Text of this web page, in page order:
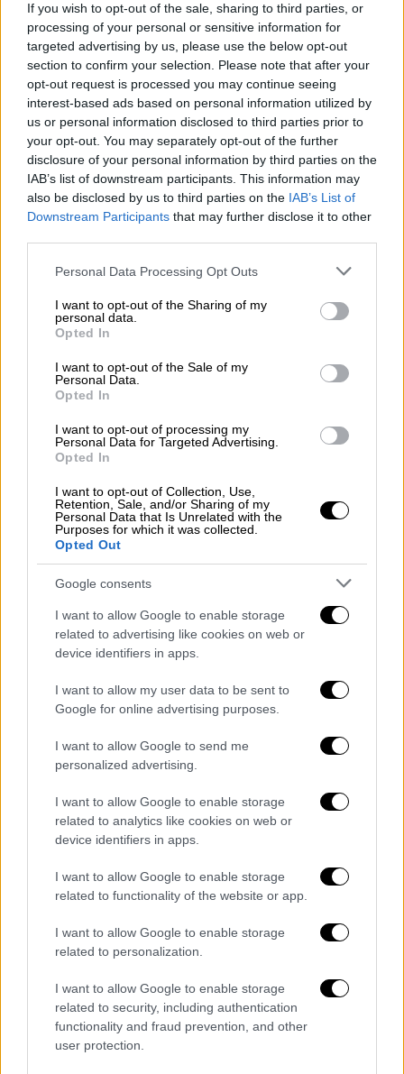
If you wish to opt-out of the sale, sharing to third parties, or
processing of your personal or sensitive information for
targeted advertising by us, please use the below opt-out
section to confirm your selection. Please note that after your
opt-out request is processed you may continue seeing
interest-based ads based on personal information utilized by
us or personal information disclosed to third parties prior to
your opt-out. You may separately opt-out of the further
disclosure of your personal information by third parties on the
IAB’s list of downstream participants. This information may
also be disclosed by us to third parties on the IAB’s List of
Downstream Participants that may further disclose it to other
Please note that this website/app uses one or more Google
not limited to your visit or usage behaviour. You may click to
grant or deny consent to Google and its third-party tags to
use your data for below specified purposes in below Google
consent section.
Personal Data Processing Opt Outs
I want to opt-out of the Sharing of my
personal data.
Opted In
I want to opt-out of the Sale of my
Personal Data.
Opted In
I want to opt-out of processing my
Personal Data for Targeted Advertising.
Opted In
I want to opt-out of Collection, Use,
Retention, Sale, and/or Sharing of my
Personal Data that Is Unrelated with the
Purposes for which it was collected.
Opted Out
Google consents
I want to allow Google to enable storage
related to advertising like cookies on web or
device identifiers in apps.
I want to allow my user data to be sent to
Google for online advertising purposes.
I want to allow Google to send me
personalized advertising.
I want to allow Google to enable storage
related to analytics like cookies on web or
device identifiers in apps.
I want to allow Google to enable storage
related to functionality of the website or app.
I want to allow Google to enable storage
related to personalization.
I want to allow Google to enable storage
related to security, including authentication
functionality and fraud prevention, and other
user protection.
στα social media.
https://t.co/LNRxprVG4E
— Koskinien (@TolisKoskinas)
November 6, 2021
Ομίχλη στου Ζωγράφου.
Τρανσυλβανία γίναμε
pic.twitter.com/Q7OBoiUkqB
— Grigoris Skoularikis
(@SpeedyPowerman)November 6,
2021
https://twitter.com/SoundwaveRavage/status
/1456780140466290693?s=20
https://twitter.com/THANASIGOUNARIS/statu
s/1456888173347364864?s=20
https://www.facebook.com/menoumeholargo
/posts/1947833742052194
ΔΙΑΒΑΣΤΕ ΕΠΙΣΗΣ
Ελλάδα|05.11.2021 23:47
εντυπωσιακή φωτογραφία με την
Ελλάδα
Ελλάδα|05.11.2021 22:44
ανεμβολίαστοι σε εστίαση,
καταστήματα, δημόσιο - Όλες οι
αλλαγές από το Σάββατο
Επίσης, εξαιτίας της ομίχλης δύο
αεροπορικά δρομολόγια με προορισμό την
Αθήνα, προσγειώθηκαν στη Θεσσαλονίκη και
το Ηράκλειο. Αρχικά προσγειώθηκε στη
Θεσσαλονίκη το βράδυ της Παρασκευής 5/11
αεροπλάνο της Aegean που εκτελούσε το
δρομολόγιο Ζυρίχη – Αθήνα, ενώ πτήση από
Μυτιλήνη προς Αθήνα κατευθύνθηκε στο